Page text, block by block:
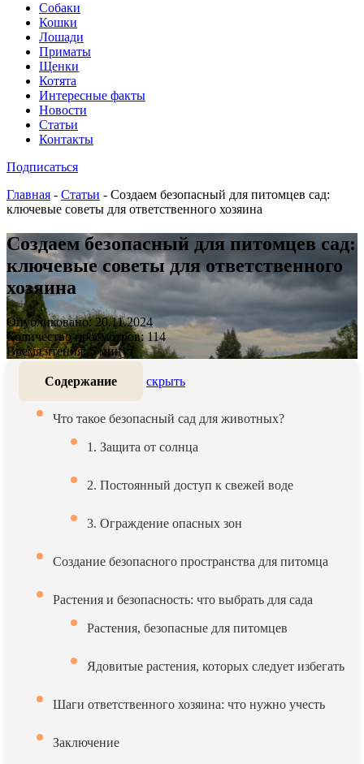
Собаки
Кошки
Лошади
Приматы
Щенки
Котята
Интересные факты
Новости
Статьи
Контакты
Подписаться
Главная - Статьи - Создаем безопасный для питомцев сад:
ключевые советы для ответственного хозяина
Создаем безопасный для питомцев сад:
ключевые советы для ответственного
хозяина
Опубликовано: 20.11.2024
Количество просмотров: 114
Время чтения: 5 минут
Содержание скрыть
Что такое безопасный сад для животных?
1. Защита от солнца
2. Постоянный доступ к свежей воде
3. Ограждение опасных зон
Создание безопасного пространства для питомца
Растения и безопасность: что выбрать для сада
Растения, безопасные для питомцев
Ядовитые растения, которых следует избегать
Шаги ответственного хозяина: что нужно учесть
Заключение